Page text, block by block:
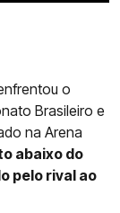
o
Brasileiro e
na Arena
abaixo do
pelo rival ao